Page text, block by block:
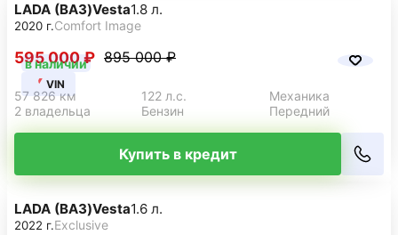
в наличии
VIN
LADA (ВАЗ)Vesta1.8 л.
2020 г.Comfort Image
595 000 ₽ 895 000 ₽
57 826 км 122 л.с.
Механика
2 владельца
Бензин Передний
Купить в кредит
LADA (ВАЗ)Vesta1.6 л.
2022 г.Exclusive